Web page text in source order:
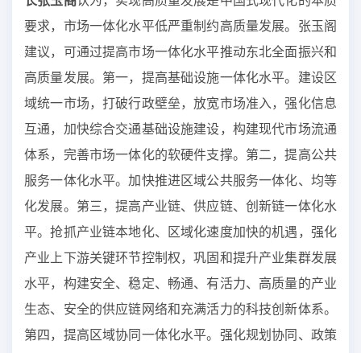
要求，市场一体化水平低严重制约高质量发展。张玉阁
建议，可通过提高市场一体化水平推动东北全面振兴和
高质量发展。第一，提高基础设施一体化水平。建设区
域统一市场，打破行政壁垒，放宽市场准入，强化信息
互通，加快综合交通基础设施建设，构建现代市场流通
体系，完善市场一体化的软硬件支撑。第二，提高公共
服务一体化水平。加快推进区域公共服务一体化、均等
化发展。第三，提高产业链、供应链、创新链一体化水
平。抢抓产业链本地化、区域化速度加快的机遇，强化
产业上下游关键环节控制权，巩固和提升产业集群发展
水平，构建安全、稳定、畅通、有活力、高质量的产业
生态、安全的供应链网络和充满活力的科技创新体系。
第四，提高区域协同一体化水平。强化规划协同、政策